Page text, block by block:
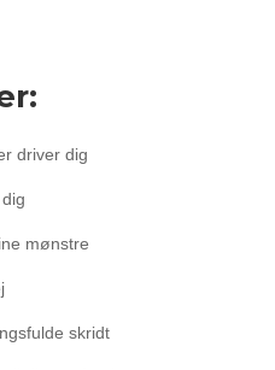
driver dig
mønstre
skridt